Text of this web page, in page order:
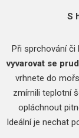
S
Při sprchování či
vyvarovat se
vrhnete do
zmírnili teplotní
opláchnout
Ideální je nechat